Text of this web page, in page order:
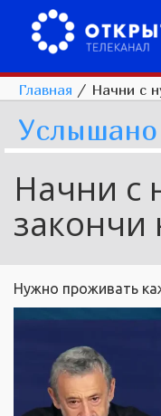
Главная / Начни с
Услышано
Начни с
закончи
Нужно проживать